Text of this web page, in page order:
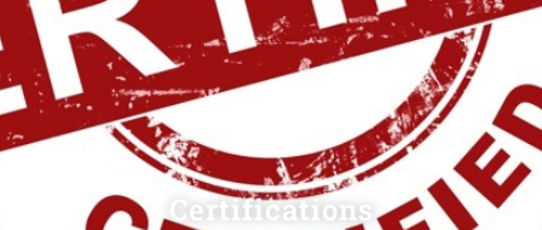
Certifications